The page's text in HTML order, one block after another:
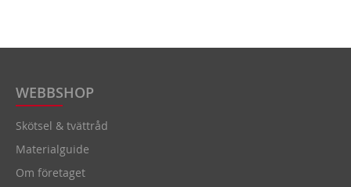
WEBBSHOP
Skötsel & tvättråd
Materialguide
Om företaget